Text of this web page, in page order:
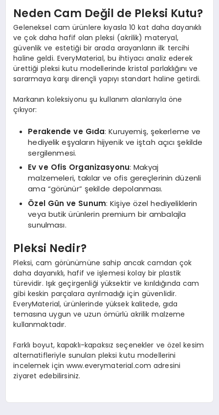
Neden Cam Değil de Pleksi Kutu?
Geleneksel cam ürünlere kıyasla 10 kat daha dayanıklı
ve çok daha hafif olan pleksi (akrilik) materyal,
güvenlik ve estetiği bir arada arayanların ilk tercihi
haline geldi. EveryMaterial, bu ihtiyacı analiz ederek
ürettiği pleksi kutu modellerinde kristal parlaklığını ve
sararmaya karşı dirençli yapıyı standart haline getirdi.
Markanın koleksiyonu şu kullanım alanlarıyla öne
çıkıyor:
Perakende ve Gıda: Kuruyemiş, şekerleme ve
hediyelik eşyaların hijyenik ve iştah açıcı şekilde
sergilenmesi.
Ev ve Ofis Organizasyonu: Makyaj
malzemeleri, takılar ve ofis gereçlerinin düzenli
ama “görünür” şekilde depolanması.
Özel Gün ve Sunum: Kişiye özel hediyeliklerin
veya butik ürünlerin premium bir ambalajla
sunulması.
Pleksi Nedir?
Pleksi, cam görünümüne sahip ancak camdan çok
daha dayanıklı, hafif ve işlemesi kolay bir plastik
türevidir. Işık geçirgenliği yüksektir ve kırıldığında cam
gibi keskin parçalara ayrılmadığı için güvenlidir.
EveryMaterial, ürünlerinde yüksek kalitede, gıda
temasına uygun ve uzun ömürlü akrilik malzeme
kullanmaktadır.
Farklı boyut, kapaklı-kapaksız seçenekler ve özel kesim
alternatifleriyle sunulan pleksi kutu modellerini
incelemek için www.everymaterial.com adresini
ziyaret edebilirsiniz.